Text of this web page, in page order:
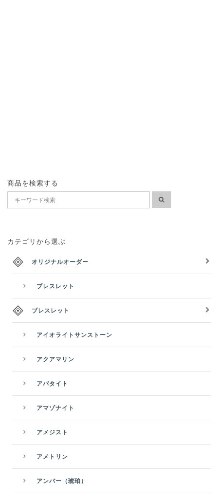
商品を検索する
カテゴリから選ぶ
オリジナルオーダー
ブレスレット
ブレスレット
アイオライトサンストーン
アクアマリン
アパタイト
アマゾナイト
アメジスト
アメトリン
アンバー（琥珀）